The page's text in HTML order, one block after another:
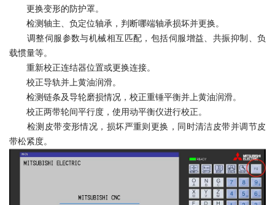
更换变形的防护罩。
检测轴主、负定位轴承，判断哪端轴承损坏并更换。
调整伺服参数与机械相互匹配，包括伺服增益、共振抑制、负
载惯量等。
重新校正连结器位置或更换连接。
校正导轨并上黄油润滑。
检测链条及导轮磨损情况，校正重锤平衡并上黄油润滑。
校正两带轮间平行度，使用动平衡仪进行校正。
检测皮带变形情况，损坏严重则更换，同时清洁皮带并调节皮
带松紧度。